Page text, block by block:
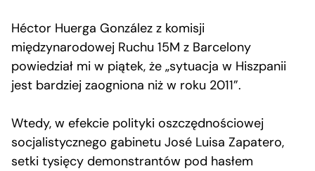
Héctor Huerga González z komisji
międzynarodowej Ruchu 15M z Barcelony
powiedział mi w piątek, że „sytuacja w Hiszpanii
jest bardziej zaogniona niż w roku 2011”.
Wtedy, w efekcie polityki oszczędnościowej
socjalistycznego gabinetu José Luisa Zapatero,
setki tysięcy demonstrantów pod hasłem